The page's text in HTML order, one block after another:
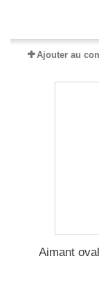
Ajouter au
Aimant